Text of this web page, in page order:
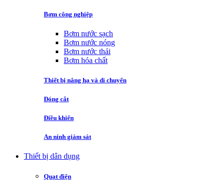
Bơm công nghiệp
Bơm nước sạch
Bơm nước nóng
Bơm nước thải
Bơm hóa chất
Thiết bị nâng hạ và di chuyển
Đóng cắt
Điều khiển
An ninh giám sát
Thiết bị dân dụng
Quạt điện